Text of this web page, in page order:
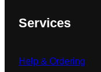
Services
Help & Ordering